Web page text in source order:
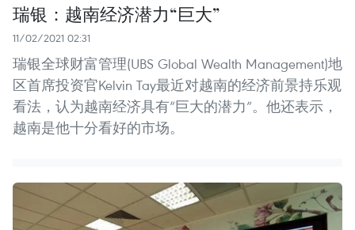
瑞银：越南经济潜力“巨大”
11/02/2021 02:31
瑞银全球财富管理(UBS Global Wealth Management)地
区首席投资官Kelvin Tay最近对越南的经济前景持乐观
看法，认为越南经济具有“巨大的潜力”。他还表示，
越南是他十分看好的市场。